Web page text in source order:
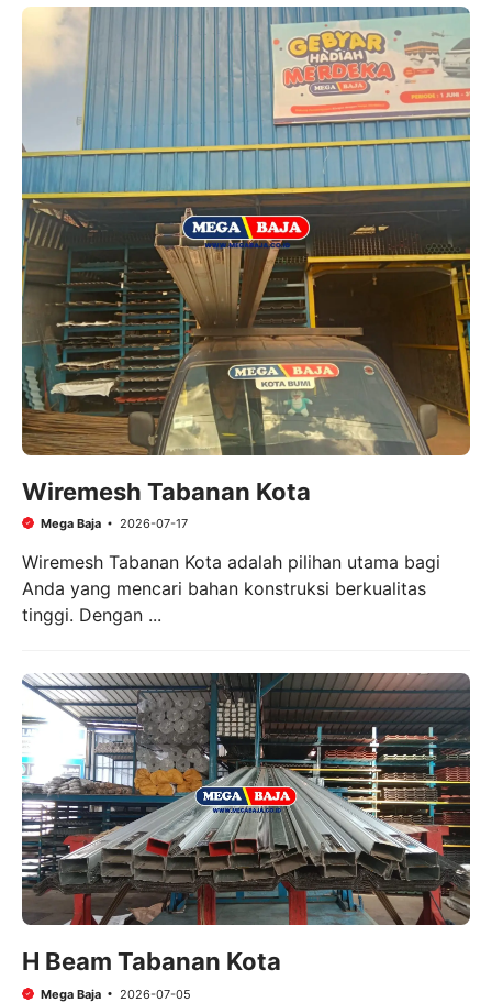
Wiremesh Tabanan Kota
Mega Baja 2026-07-17
Wiremesh Tabanan Kota adalah pilihan utama bagi
Anda yang mencari bahan konstruksi berkualitas
tinggi. Dengan ...
H Beam Tabanan Kota
Mega Baja 2026-07-05